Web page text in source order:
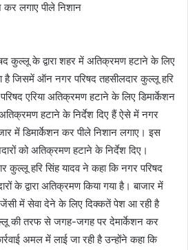
लगाए पीले निशान
कुल्लू के द्वारा शहर में अतिक्रमण हटाने के लिए
है जिसमें ऑन नगर परिषद तहसीलदार कुल्लू हरि
एरिया अतिक्रमण हटाने के लिए डिमार्केशन
हटाने के निर्देश दिए हैं ऐसे में नगर
में डिमार्केशन कर पीले निशान लगाए। इस
को अतिक्रमण हटाने के निर्देश दिए।
कुल्लू हरि सिंह यादव ने कहा कि नगर परिषद
के द्वारा अतिक्रमण किया गया है। बाजार में
में सेवा देने के लिए दिक्कतें पेश आ रही है
की तरफ से जगह-जगह पर देमार्केशन कर
अमल में लाई जा रही है उन्होंने कहा कि